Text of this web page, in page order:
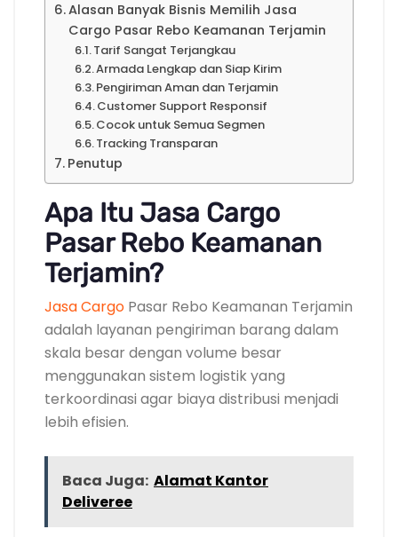
Alasan Banyak Bisnis Memilih Jasa
Cargo Pasar Rebo Keamanan Terjamin
Tarif Sangat Terjangkau
Armada Lengkap dan Siap Kirim
Pengiriman Aman dan Terjamin
Customer Support Responsif
Cocok untuk Semua Segmen
Tracking Transparan
Penutup
Apa Itu Jasa Cargo
Pasar Rebo Keamanan
Terjamin?
Jasa Cargo Pasar Rebo Keamanan Terjamin
adalah layanan pengiriman barang dalam
skala besar dengan volume besar
menggunakan sistem logistik yang
terkoordinasi agar biaya distribusi menjadi
lebih efisien.
Baca Juga: Alamat Kantor
Deliveree